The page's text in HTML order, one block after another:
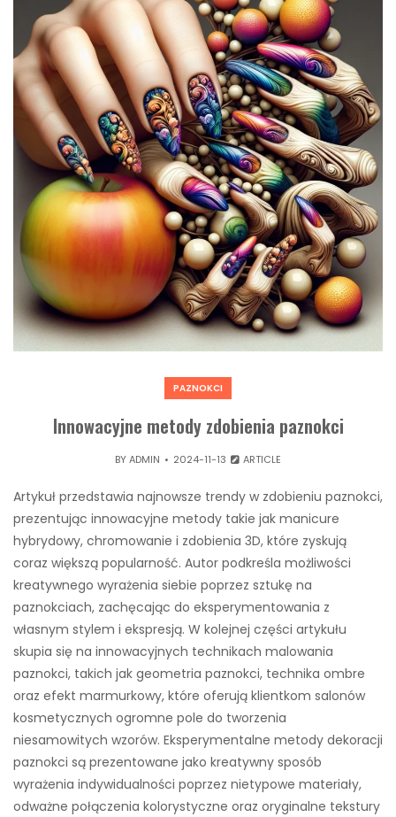
PAZNOKCI
Innowacyjne metody zdobienia paznokci
BYADMIN 2024-11-13 ARTICLE
Artykuł przedstawia najnowsze trendy w zdobieniu paznokci,
prezentując innowacyjne metody takie jak manicure
hybrydowy, chromowanie i zdobienia 3D, które zyskują
coraz większą popularność. Autor podkreśla możliwości
kreatywnego wyrażenia siebie poprzez sztukę na
paznokciach, zachęcając do eksperymentowania z
własnym stylem i ekspresją. W kolejnej części artykułu
skupia się na innowacyjnych technikach malowania
paznokci, takich jak geometria paznokci, technika ombre
oraz efekt marmurkowy, które oferują klientkom salonów
kosmetycznych ogromne pole do tworzenia
niesamowitych wzorów. Eksperymentalne metody dekoracji
paznokci są prezentowane jako kreatywny sposób
wyrażenia indywidualności poprzez nietypowe materiały,
odważne połączenia kolorystyczne oraz oryginalne tekstury